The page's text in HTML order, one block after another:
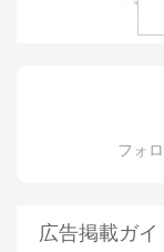
フォ
広告掲載ガイ